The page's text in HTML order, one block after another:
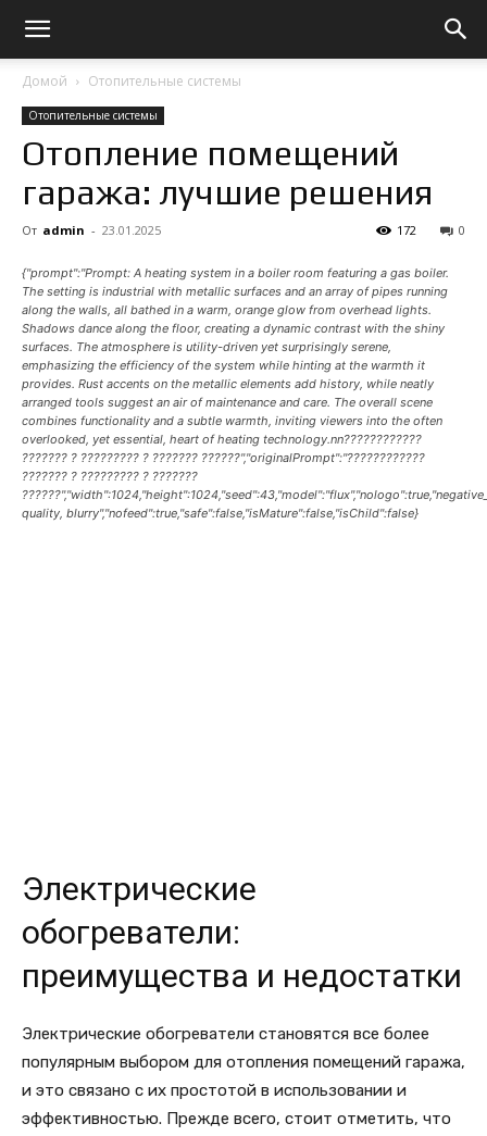
Домой Отопительные системы
Отопительные системы
Отопление помещений
гаража: лучшие решения
От admin - 23.01.2025 0
172
{"prompt":"Prompt: A heating system in a boiler room featuring a gas boiler.
The setting is industrial with metallic surfaces and an array of pipes running
along the walls, all bathed in a warm, orange glow from overhead lights.
Shadows dance along the floor, creating a dynamic contrast with the shiny
surfaces. The atmosphere is utility-driven yet surprisingly serene,
emphasizing the efficiency of the system while hinting at the warmth it
provides. Rust accents on the metallic elements add history, while neatly
arranged tools suggest an air of maintenance and care. The overall scene
combines functionality and a subtle warmth, inviting viewers into the often
overlooked, yet essential, heart of heating technology.nn????????????
??????? ? ????????? ? ??????? ??????","originalPrompt":"????????????
??????? ? ????????? ? ???????
quality, blurry","nofeed":true,"safe":false,"isMature":false,"isChild":false}
Электрические
обогреватели:
преимущества и недостатки
Электрические обогреватели становятся все более
популярным выбором для отопления помещений гаража,
и это связано с их простотой в использовании и
эффективностью. Прежде всего, стоит отметить, что